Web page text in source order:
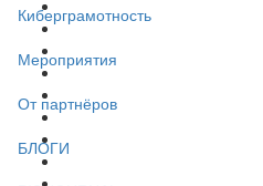
Киберграмотность
Мероприятия
От партнёров
БЛОГИ